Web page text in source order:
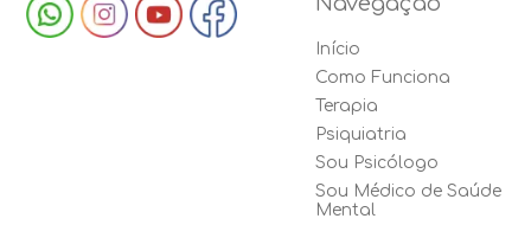
Início
Como Funciona
Terapia
Psiquiatria
Sou Psicólogo
Sou Médico de Saúde
Mental